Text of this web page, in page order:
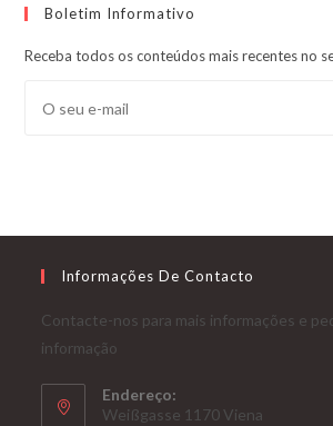
Boletim Informativo
Receba todos os conteúdos mais recentes no
Informações De Contacto
Contacte-nos para mais informações e
informação
Endereço:
Weißgasse 1170 Viena